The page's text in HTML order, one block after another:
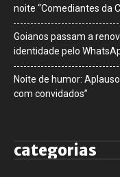
noite “Comediantes da
Goianos passam a
identidade pelo
Noite de humor:
com convidados”
categorias